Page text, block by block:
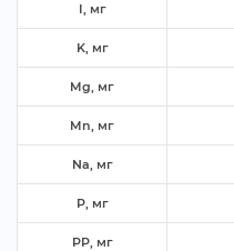
I, м
K, м
Mg, м
Mn, м
Na, м
P, м
PP, м